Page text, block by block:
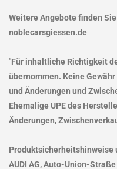
Weitere Angebote finden
noblecarsgiessen.de
"Für inhaltliche Richtigkeit
übernommen. Keine
und Änderungen und
Ehemalige UPE des
Änderungen,
Produktsicherheitshinweise
AUDI AG, Auto-Union-